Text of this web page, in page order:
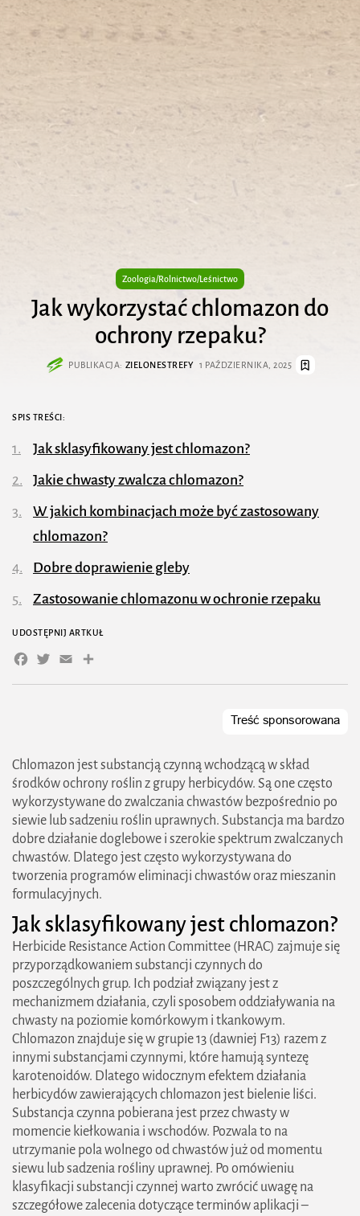
Zoologia/Rolnictwo/Leśnictwo
​Jak wykorzystać chlomazon do
ochrony rzepaku?
PUBLIKACJA: ZIELONESTREFY 1 PAŹDZIERNIKA, 2025
Chlomazon jest substancją czynną wchodzącą w skład
środków ochrony roślin z grupy herbicydów. Są one często
wykorzystywane do zwalczania chwastów bezpośrednio po
siewie lub sadzeniu roślin uprawnych. Substancja ma bardzo
dobre działanie doglebowe i szerokie spektrum zwalczanych
chwastów. Dlatego jest często wykorzystywana do
tworzenia programów eliminacji chwastów oraz mieszanin
formulacyjnych.
​Jak sklasyfikowany jest chlomazon?
Herbicide Resistance Action Committee (HRAC) zajmuje się
przyporządkowaniem substancji czynnych do
poszczególnych grup. Ich podział związany jest z
mechanizmem działania, czyli sposobem oddziaływania na
chwasty na poziomie komórkowym i tkankowym.
Chlomazon znajduje się w grupie 13 (dawniej F13) razem z
innymi substancjami czynnymi, które hamują syntezę
karotenoidów. Dlatego widocznym efektem działania
herbicydów zawierających chlomazon jest bielenie liści.
Substancja czynna pobierana jest przez chwasty w
momencie kiełkowania i wschodów. Pozwala to na
utrzymanie pola wolnego od chwastów już od momentu
siewu lub sadzenia rośliny uprawnej. Po omówieniu
klasyfikacji substancji czynnej warto zwrócić uwagę na
szczegółowe zalecenia dotyczące terminów aplikacji –
SPIS TREŚCI:
​Jak sklasyfikowany jest chlomazon?
​Jakie chwasty zwalcza chlomazon?
​W jakich kombinacjach może być zastosowany
chlomazon?
​Dobre doprawienie gleby
​Zastosowanie chlomazonu w ochronie rzepaku
UDOSTĘPNIJ ARTKUŁ
Facebook
Twitter
EmailShare